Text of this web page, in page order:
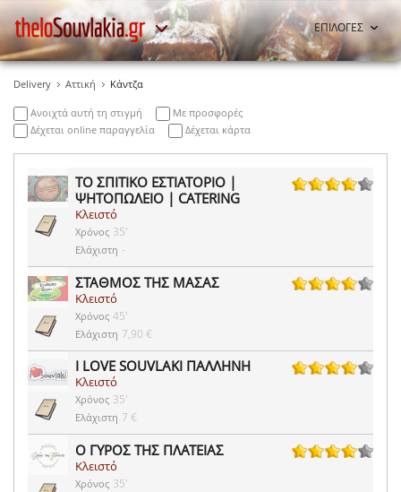
ΕΠΙΛΟΓΕΣ
Delivery Αττική Κάντζα
Ανοιχτά αυτή τη στιγμή
Με προσφορές
Δέχεται online παραγγελία
Δέχεται κάρτα
ΤΟ ΣΠΙΤΙΚΟ ΕΣΤΙΑΤΟΡΙΟ |
ΨΗΤΟΠΩΛΕΙΟ | CATERING
Κλειστό
Χρόνος 35'
Ελάχιστη -
ΣΤΑΘΜΟΣ ΤΗΣ ΜΑΣΑΣ
Κλειστό
Χρόνος 45'
Ελάχιστη 7,90 €
I LOVE SOUVLAKI ΠΑΛΛΗΝΗ
Κλειστό
Χρόνος 35'
Ελάχιστη 7 €
Ο ΓΥΡΟΣ ΤΗΣ ΠΛΑΤΕΙΑΣ
Κλειστό
Χρόνος 35'